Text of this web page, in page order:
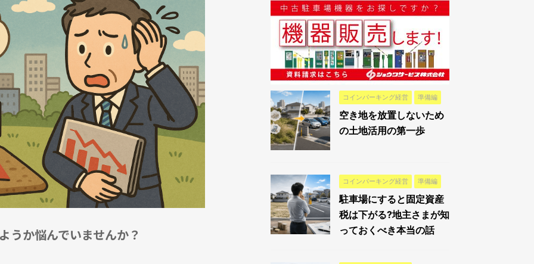
うか悩んでいませんか？
コインパーキング経営 準備編
空き地を放置しないため
の土地活用の第一歩
コインパーキング経営 準備編
駐車場にすると固定資産
税は下がる?地主さまが知
っておくべき本当の話